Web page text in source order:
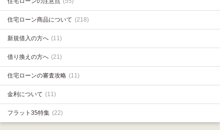
住宅ローン商品について (218)
新規借入の方へ (11)
借り換えの方へ (21)
住宅ローンの審査攻略 (11)
金利について (11)
フラット35特集 (22)